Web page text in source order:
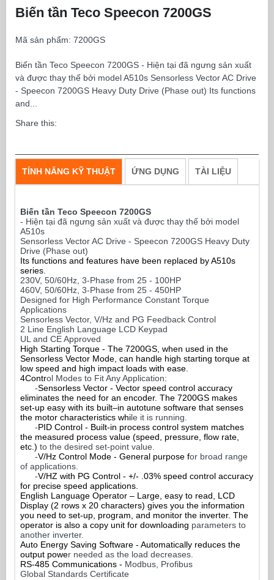
Biến tần Teco Speecon 7200GS
Mã sản phẩm: 7200GS
Biến tần Teco Speecon 7200GS - Hiện tại đã ngưng sản xuất
và được thay thế bởi model A510s Sensorless Vector AC Drive
- Speecon 7200GS Heavy Duty Drive (Phase out) Its functions
and...
Share this:
TÍNH NĂNG KỸ THUẬT ỨNG DỤNG TÀI LIỆU
Biến tần Teco Speecon 7200GS
- Hiện tại đã ngưng sản xuất và được thay thế bởi model
A510s
Sensorless Vector AC Drive - Speecon 7200GS Heavy Duty
Drive (Phase out)
Its functions and features have been replaced by A510s
series.
230V, 50/60Hz, 3-Phase from 25 - 100HP
460V, 50/60Hz, 3-Phase from 25 - 450HP
Designed for High Performance Constant Torque
Applications
Sensorless Vector, V/Hz and PG Feedback Control
2 Line English Language LCD Keypad
UL and CE Approved
High Starting Torque - The 7200GS, when used in the
Sensorless Vector Mode, can handle high starting torque at
low speed and high impact loads with ease.
4Control Modes to Fit Any Application:
-Sensorless Vector - Vector speed control accuracy
eliminates the need for an encoder. The 7200GS makes
set-up easy with its built–in autotune software that senses
the motor characteristics while it is running.
-PID Control - Built-in process control system matches
the measured process value (speed, pressure, flow rate,
etc.) to the desired set-point value.
-V/Hz Control Mode - General purpose for broad range
of applications.
-V/HZ with PG Control - +/- .03% speed control accuracy
for precise speed applications.
English Language Operator – Large, easy to read, LCD
Display (2 rows x 20 characters) gives you the information
you need to set-up, program, and monitor the inverter. The
operator is also a copy unit for downloading parameters to
another inverter.
Auto Energy Saving Software - Automatically reduces the
output power needed as the load decreases.
RS-485 Communications - Modbus, Profibus
Global Standards Certificate